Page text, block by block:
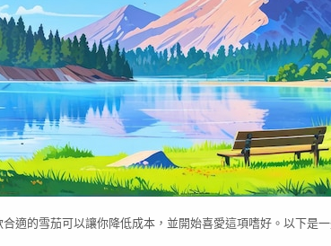
適的雪茄可以讓你降低成本，並開始喜愛這項嗜好。以下是一